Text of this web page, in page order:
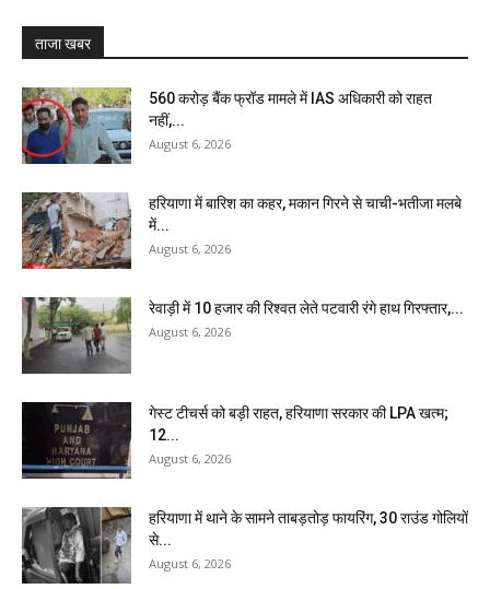
ताजा खबर
₹560 करोड़ बैंक फ्रॉड मामले में IAS अधिकारी को राहत
नहीं,...
August 6, 2026
हरियाणा में बारिश का कहर, मकान गिरने से चाची-भतीजा मलबे
में...
August 6, 2026
रेवाड़ी में 10 हजार की रिश्वत लेते पटवारी रंगे हाथ गिरफ्तार,...
August 6, 2026
गेस्ट टीचर्स को बड़ी राहत, हरियाणा सरकार की LPA खत्म;
12...
August 6, 2026
हरियाणा में थाने के सामने ताबड़तोड़ फायरिंग, 30 राउंड गोलियों
से...
August 6, 2026